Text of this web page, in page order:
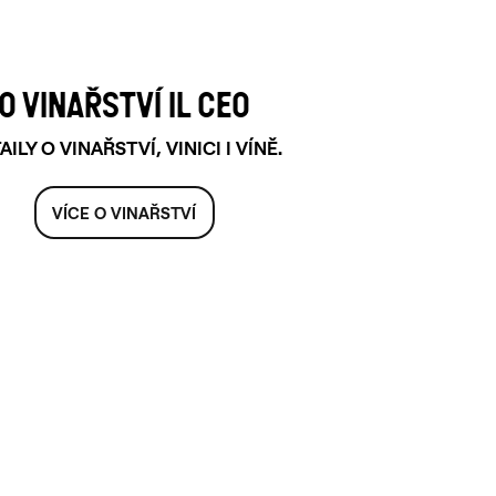
VINAŘSTVÍ IL CEO
O VINAŘSTVÍ, VINICI I VÍNĚ.
VÍCE O VINAŘSTVÍ